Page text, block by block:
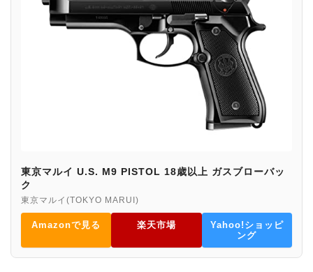
東京マルイ U.S. M9 PISTOL 18歳以上 ガスブローバッ
ク
東京マルイ(TOKYO MARUI)
Amazonで見る 楽天市場
Yahoo!ショッピ
ング